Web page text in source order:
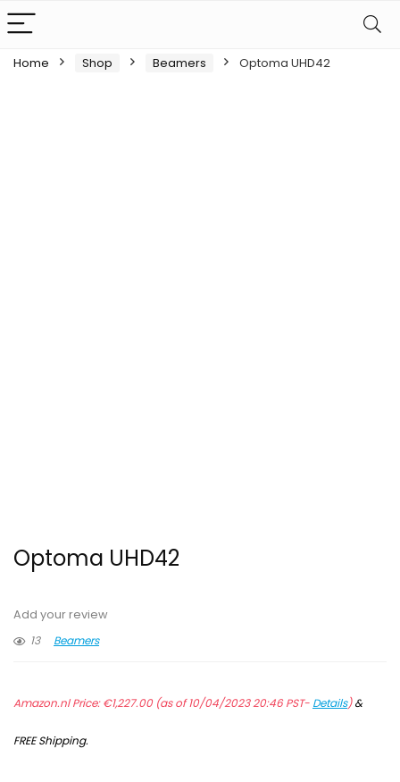
Home Shop Beamers Optoma UHD42
Optoma UHD42
Add your review
13
Beamers
Amazon.nl Price:€1,227.00(as of 10/04/2023 20:46 PST- Details)&
FREE Shipping.